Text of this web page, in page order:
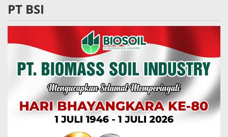
PT BSI